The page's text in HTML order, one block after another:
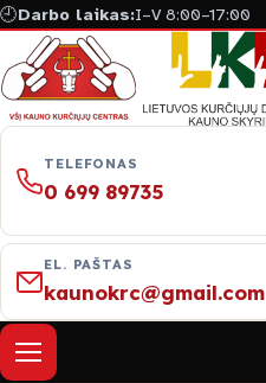
🕘Darbo laikas:I–V 8:00–17:00
TELEFONAS
0 699 89735
EL. PAŠTAS
kaunokrc@gmail.com
Atverti meniu